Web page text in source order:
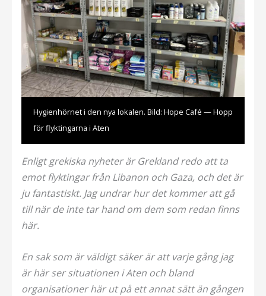
Hygienhörnet i den nya lokalen. Bild: Hope Café — Hopp
för flyktingarna i Aten
Enligt grekiska nyheter är Grekland redo att ta
emot flyktingar från Libanon och Gaza, och det är
ju fantastiskt. Jag undrar hur det kommer att gå
till när de inte tar hand om dem som redan finns
här.
En sak som är väldigt säker är att varje gång jag
är här ser situationen i Aten och bland
organisationer här ut på ett annat sätt än gången